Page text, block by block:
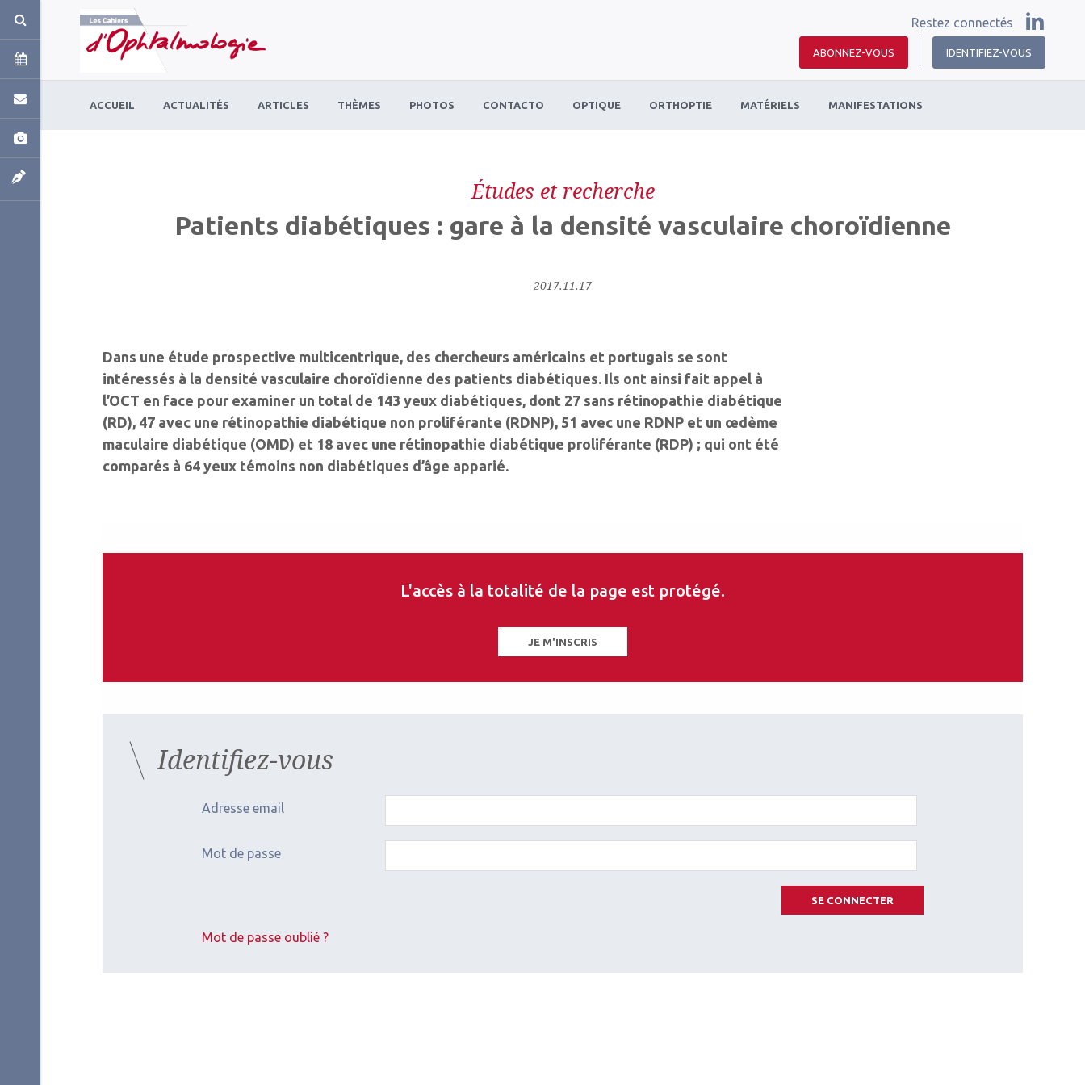
Restez connectés
ABONNEZ-VOUS IDENTIFIEZ-VOUS
ACCUEIL ACTUALITÉS ARTICLES THÈMES PHOTOS CONTACTO OPTIQUE ORTHOPTIE MATÉRIELS MANIFESTATIONS
Études et recherche
Patients diabétiques : gare à la densité vasculaire choroïdienne
2017.11.17
Dans une étude prospective multicentrique, des chercheurs américains et portugais se sont
intéressés à la densité vasculaire choroïdienne des patients diabétiques. Ils ont ainsi fait appel à
l’OCT en face pour examiner un ­total de 143 yeux diabétiques, dont 27 sans rétinopathie diabétique
(RD), 47 avec une rétinopathie diabétique non proliférante (RDNP), 51 avec une RDNP et un œdème
maculaire diabétique (OMD) et 18 avec une rétinopathie diabétique proliférante (RDP) ; qui ont été
comparés à 64 yeux témoins non diabétiques d’âge apparié.
L'accès à la totalité de la page est protégé.
JE M'INSCRIS
Identifiez-vous
Adresse email
Mot de passe
SE CONNECTER
Mot de passe oublié ?
Panneau de gestion des cookies